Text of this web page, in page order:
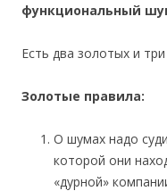
функциональный
Есть два золотых и
Золотые правила:
О шумах надо
которой они
«дурной»